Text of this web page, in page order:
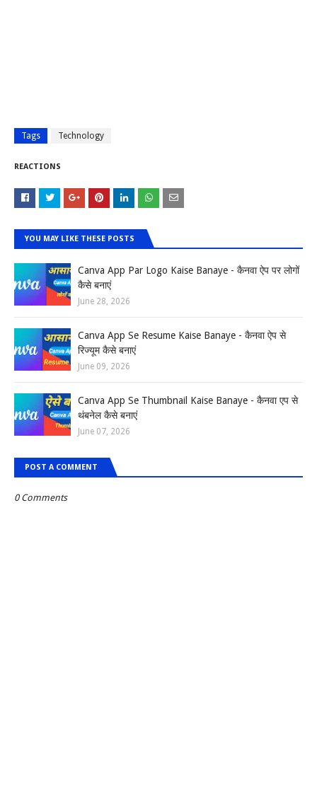
Tags Technology
REACTIONS
YOU MAY LIKE THESE POSTS
Canva App Par Logo Kaise Banaye - कैनवा ऐप पर लोगों
कैसे बनाएं
June 28, 2026
Canva App Se Resume Kaise Banaye - कैनवा ऐप से
रिज्यूम कैसे बनाएं
June 09, 2026
Canva App Se Thumbnail Kaise Banaye - कैनवा एप से
थंबनेल कैसे बनाएं
June 07, 2026
POST A COMMENT
0 Comments